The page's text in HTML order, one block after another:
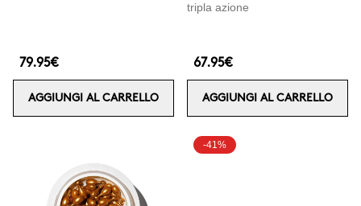
79.95€
AGGIUNGI AL CARRELLO
tripla azione
67.95€
AGGIUNGI AL CARRELLO
-41%